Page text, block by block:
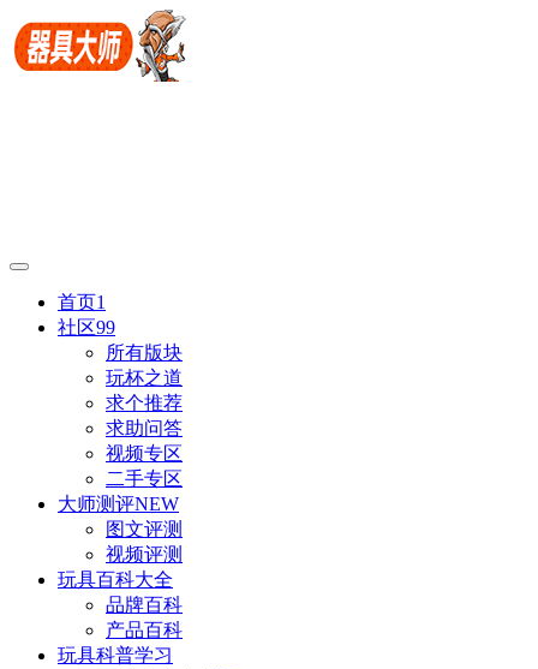
首页1
社区99
所有版块
玩杯之道
求个推荐
求助问答
视频专区
二手专区
大师测评NEW
图文评测
视频评测
玩具百科大全
品牌百科
产品百科
玩具科普学习